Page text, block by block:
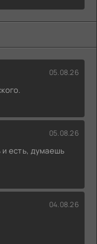
05.08.26
05.08.26
есть, думаешь
04.08.26